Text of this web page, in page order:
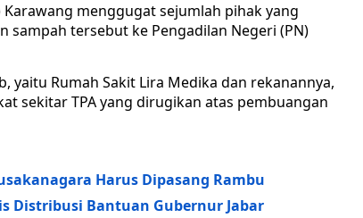
menggugat sejumlah pihak yang
tersebut ke Pengadilan Negeri (PN)
Rumah Sakit Lira Medika dan rekanannya,
sekitar TPA yang dirugikan atas pembuangan
Harus Dipasang Rambu
Distribusi Bantuan Gubernur Jabar